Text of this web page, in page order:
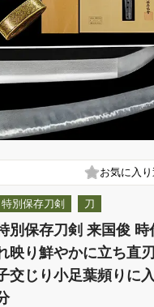
特別保存刀剣 刀
別保存刀剣 来国俊
映り鮮やかに立ち直
交じり小足葉頻りに